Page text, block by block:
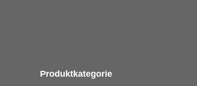
Produktkategorie